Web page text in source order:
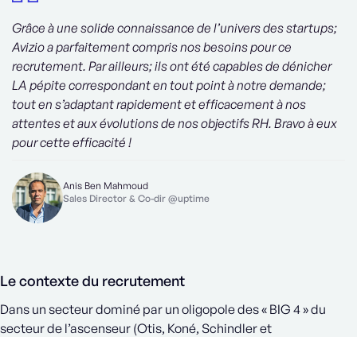
Grâce à une solide connaissance de l’univers des startups;
Avizio a parfaitement compris nos besoins pour ce
recrutement. Par ailleurs; ils ont été capables de dénicher
LA pépite correspondant en tout point à notre demande;
tout en s’adaptant rapidement et efficacement à nos
attentes et aux évolutions de nos objectifs RH. Bravo à eux
pour cette efficacité !
Anis Ben Mahmoud
Sales Director & Co-dir @uptime
Le contexte du recrutement
Dans un secteur dominé par un oligopole des « BIG 4 » du
secteur de l’ascenseur (Otis, Koné, Schindler et